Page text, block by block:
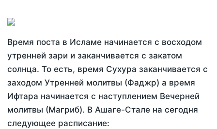
Время поста в Исламе начинается с восходом
утренней зари и заканчивается с закатом
солнца. То есть, время Сухура заканчивается с
заходом Утренней молитвы (Фаджр) а время
Ифтара начинается с наступлением Вечерней
молитвы (Магриб). В Ашаге-Стале на сегодня
следующее расписание: